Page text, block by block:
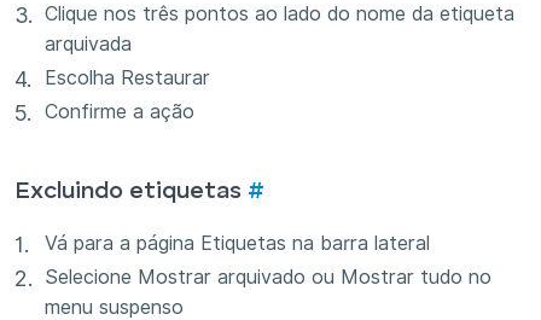
Clique nos três pontos ao lado do nome da etiqueta
arquivada
Escolha Restaurar
Confirme a ação
Excluindo etiquetas #
Vá para a página Etiquetas na barra lateral
Selecione Mostrar arquivado ou Mostrar tudo no
menu suspenso